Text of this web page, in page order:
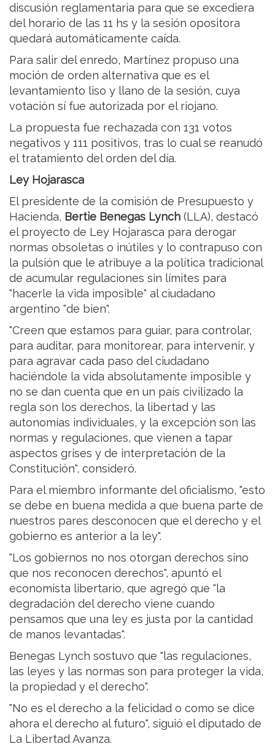
discusión reglamentaria para que se excediera
del horario de las 11 hs y la sesión opositora
quedará automáticamente caída.
Para salir del enredo, Martínez propuso una
moción de orden alternativa que es el
levantamiento liso y llano de la sesión, cuya
votación sí fue autorizada por el riojano.
La propuesta fue rechazada con 131 votos
negativos y 111 positivos, tras lo cual se reanudó
el tratamiento del orden del día.
Ley Hojarasca
El presidente de la comisión de Presupuesto y
Hacienda, Bertie Benegas Lynch (LLA), destacó
el proyecto de Ley Hojarasca para derogar
normas obsoletas o inútiles y lo contrapuso con
la pulsión que le atribuye a la política tradicional
de acumular regulaciones sin límites para
"hacerle la vida imposible" al ciudadano
argentino "de bien".
"Creen que estamos para guiar, para controlar,
para auditar, para monitorear, para intervenir, y
para agravar cada paso del ciudadano
haciéndole la vida absolutamente imposible y
no se dan cuenta que en un país civilizado la
regla son los derechos, la libertad y las
autonomías individuales, y la excepción son las
normas y regulaciones, que vienen a tapar
aspectos grises y de interpretación de la
Constitución", consideró.
Para el miembro informante del oficialismo, "esto
se debe en buena medida a que buena parte de
nuestros pares desconocen que el derecho y el
gobierno es anterior a la ley".
"Los gobiernos no nos otorgan derechos sino
que nos reconocen derechos", apuntó el
economista libertario, que agregó que "la
degradación del derecho viene cuando
pensamos que una ley es justa por la cantidad
de manos levantadas".
Benegas Lynch sostuvo que "las regulaciones,
las leyes y las normas son para proteger la vida,
la propiedad y el derecho".
"No es el derecho a la felicidad o como se dice
ahora el derecho al futuro", siguió el diputado de
La Libertad Avanza.